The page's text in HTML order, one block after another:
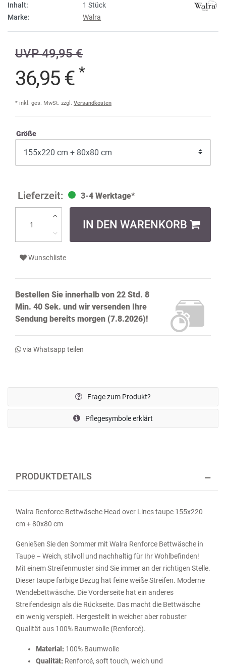
Inhalt:
1 Stück
Marke:
Walra
UVP 49,95 €
36,95 € *
* inkl. ges. MwSt. zzgl. Versandkosten
Größe
3-4 Werktage*
IN DEN WARENKORB
Wunschliste
Bestellen Sie innerhalb von 22 Std. 8
Min. 39 Sek. und wir versenden Ihre
Sendung bereits morgen (7.8.2026)!
via Whatsapp teilen
Frage zum Produkt?
Pflegesymbole erklärt
PRODUKTDETAILS
Walra Renforce Bettwäsche Head over Lines taupe 155x220
cm + 80x80 cm
Genießen Sie den Sommer mit Walra Renforce Bettwäsche in
Taupe – Weich, stilvoll und nachhaltig für Ihr Wohlbefinden!
Mit einem Streifenmuster sind Sie immer an der richtigen Stelle.
Dieser taupe farbige Bezug hat feine weiße Streifen. Moderne
Wendebettwäsche. Die Vorderseite hat ein anderes
Streifendesign als die Rückseite. Das macht die Bettwäsche
ein wenig verspielt. Hergestellt in weicher aber robuster
Qualität aus 100% Baumwolle (Renforcé).
Material: 100% Baumwolle
Qualität: Renforcé, soft touch, weich und